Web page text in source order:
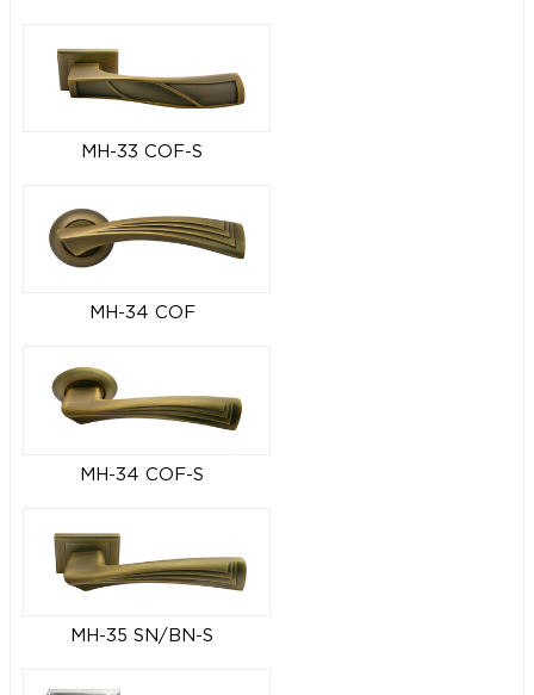
MH-33 COF-S
MH-34 COF
MH-34 COF-S
MH-35 SN/BN-S